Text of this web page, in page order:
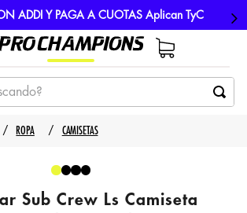
ADDI Y PAGA A CUOTAS Aplican TyC
ROPA CAMISETAS
Sub Crew Ls Camiseta